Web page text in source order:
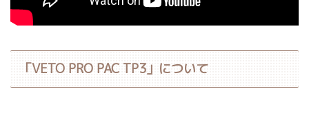
「VETO PRO PAC TP3」について